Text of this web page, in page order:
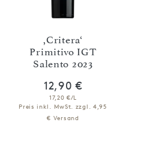
,Critera‘
Primitivo IGT
Salento 2023
12,90 €
17,20 €/L
Preis inkl. MwSt. zzgl. 4,95
€ Versand